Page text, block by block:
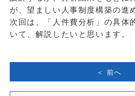
が、望ましい人事制度構築の進
次回は、「人件費分析」の具体
いて、解説したいと思います。
＜ 前へ